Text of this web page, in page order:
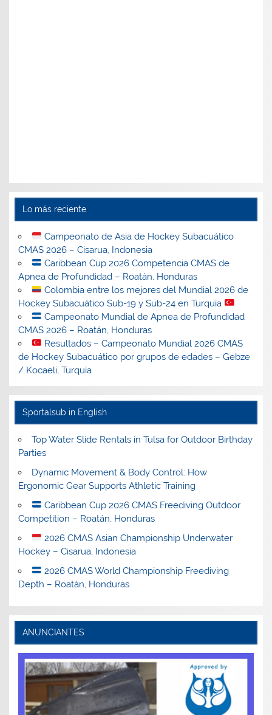
Lo más reciente
Campeonato de Asia de Hockey Subacuático
CMAS 2026 – Cisarua, Indonesia
Caribbean Cup 2026 Competencia CMAS de
Apnea de Profundidad – Roatán, Honduras
Colombia entre los mejores del Mundial 2026 de
Hockey Subacuático Sub-19 y Sub-24 en Turquía
Campeonato Mundial de Apnea de Profundidad
CMAS 2026 – Roatán, Honduras
Resultados – Campeonato Mundial 2026 CMAS
de Hockey Subacuático por grupos de edades – Gebze
/ Kocaeli, Turquía
Sportalsub in English
Top Water Slide Rentals in Tulsa for Outdoor Birthday
Parties
Dynamic Movement & Body Control: How
Ergonomic Gear Supports Athletic Training
Caribbean Cup 2026 CMAS Freediving Outdoor
Competition – Roatán, Honduras
2026 CMAS Asian Championship Underwater
Hockey – Cisarua, Indonesia
2026 CMAS World Championship Freediving
Depth – Roatán, Honduras
ANUNCIANTES